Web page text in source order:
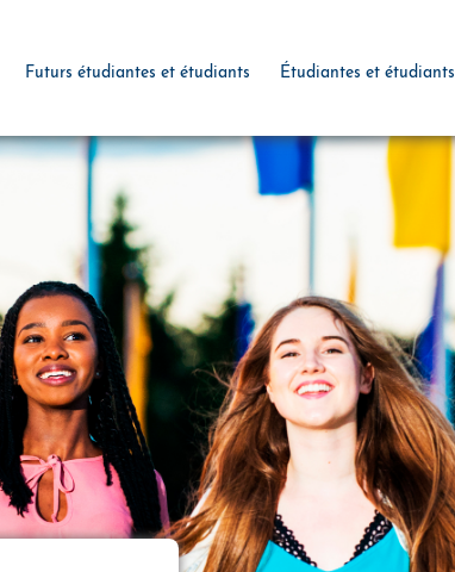
Futurs étudiantes et étudiants Étudiantes et étudiants